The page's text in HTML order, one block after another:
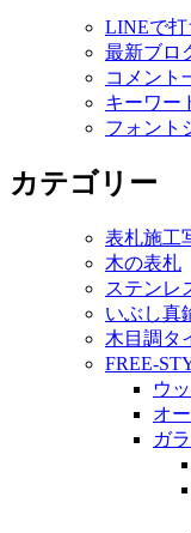
LINEで
最新ブロ
コメント
キーワー
フォント
カテゴリー
表札施工
木の表札
ステンレ
いぶし真
木目調タ
FREE-
ウ
オ
ガ